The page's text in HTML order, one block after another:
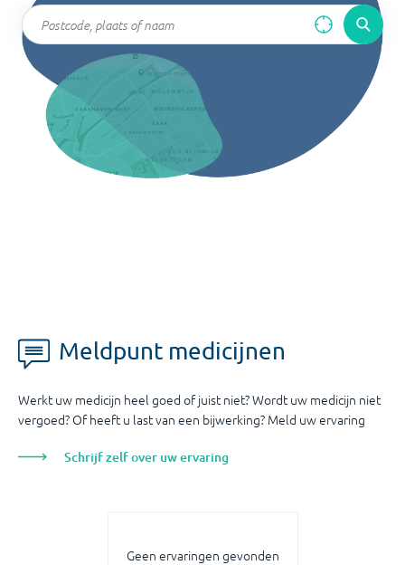
Meldpunt medicijnen
Werkt uw medicijn heel goed of juist niet? Wordt uw medicijn niet
vergoed? Of heeft u last van een bijwerking? Meld uw ervaring
Schrijf zelf over uw ervaring
Geen ervaringen gevonden